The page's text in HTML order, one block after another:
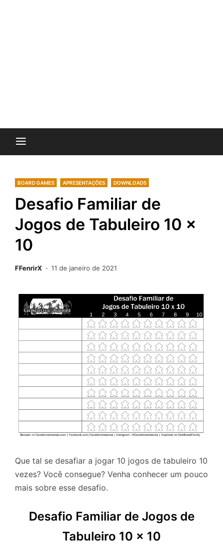
BOARD GAMES APRESENTAÇÕES DOWNLOADS
Desafio Familiar de
Jogos de Tabuleiro 10 x
10
FFenrirX 11 de janeiro de 2021
Que tal se desafiar a jogar 10 jogos de tabuleiro 10
vezes? Você consegue? Venha conhecer um pouco
mais sobre esse desafio.
Desafio Familiar de Jogos de
Tabuleiro 10 x 10